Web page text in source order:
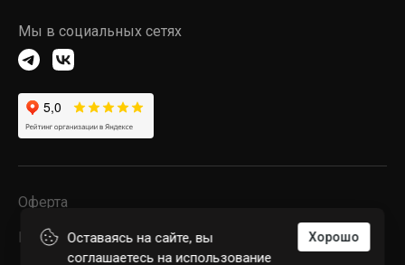
Мы в социальных сетях
Оферта
Конфиденциальность
Оставаясь на сайте, вы
соглашаетесь на использование
Хорошо